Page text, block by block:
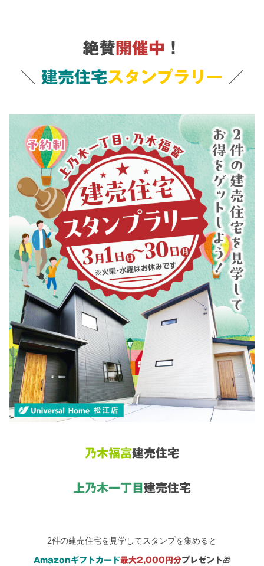
絶賛 開催中 ！
＼ 建売住宅スタンプラリー ／
乃木福富建売住宅
上乃木一丁目 建売住宅
2件の建売住宅を見学してスタンプを集めると
Amazonギフトカード最大2,000円分プレゼント🎁